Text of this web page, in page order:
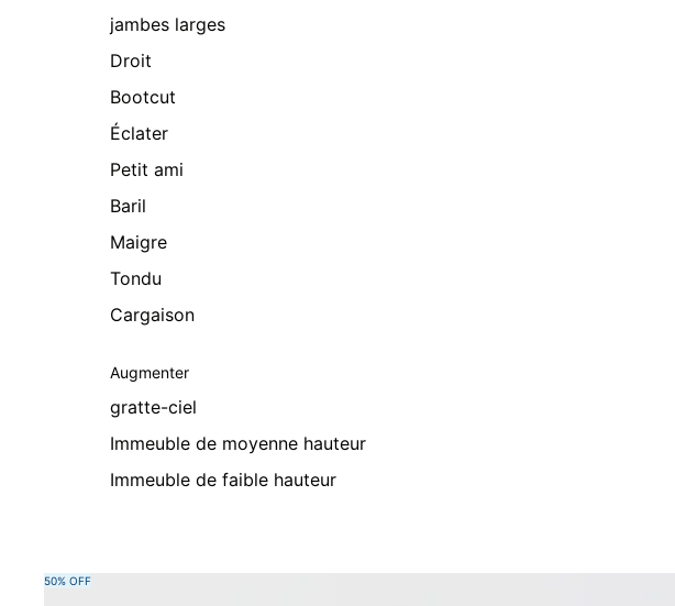
jambes larges
Droit
Bootcut
Éclater
Petit ami
Baril
Maigre
Tondu
Cargaison
Augmenter
gratte-ciel
Immeuble de moyenne hauteur
Immeuble de faible hauteur
Passer aux informations sur le produit
50% OFF